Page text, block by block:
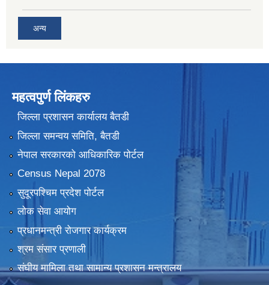
अन्य
महत्वपुर्ण लिंकहरु
जिल्ला प्रशासन कार्यालय बैतडी
जिल्ला समन्वय समिति, बैतडी
नेपाल सरकारको आधिकारिक पोर्टल
Census Nepal 2078
सुदूरपश्चिम प्रदेश पोर्टल
लोक सेवा आयोग
प्रधानमन्त्री रोजगार कार्यक्रम
श्रम संसार प्रणाली
संघीय मामिला तथा सामान्य प्रशासन मन्त्रालय